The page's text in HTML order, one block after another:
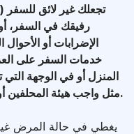
تجعلك غير لائق
رفيقك في السفر،
الإضرابات أو
خدمات السفر على
المنزل أو في الوجهة التي
مثل واجب هيئة المحلفين أو تلقي أمر من المحكمة أو أمر استدعاء.
يغطي في حالة المرض